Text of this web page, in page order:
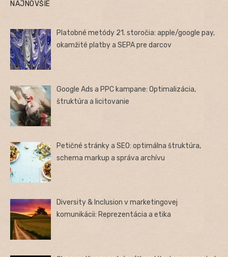
NAJNOVŠIE
Platobné metódy 21. storočia: apple/google pay,
okamžité platby a SEPA pre darcov
Google Ads a PPC kampane: Optimalizácia,
štruktúra a licitovanie
Petičné stránky a SEO: optimálna štruktúra,
schema markup a správa archívu
Diversity & Inclusion v marketingovej
komunikácii: Reprezentácia a etika